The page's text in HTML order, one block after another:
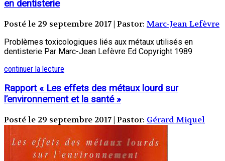
en dentisterie
Posté le 29 septembre 2017 | Pastor: Marc-Jean Lefèvre
Problèmes toxicologiques liés aux métaux utilisés en
dentisterie Par Marc-Jean Lefèvre Ed Copyright 1989
continuer la lecture
Rapport « Les effets des métaux lourd sur
l’environnement et la santé »
Posté le 29 septembre 2017 | Pastor: Gérard Miquel